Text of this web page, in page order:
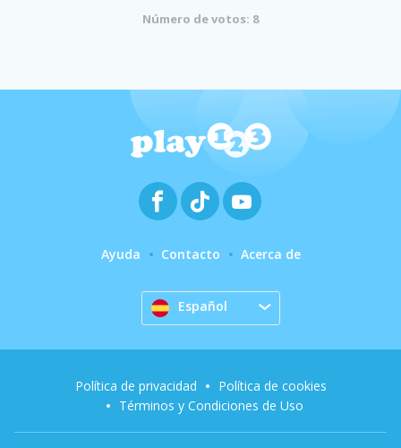
Número de votos: 8
Ayuda Contacto Acerca de
Español
Política de privacidad
Política de cookies
Términos y Condiciones de Uso